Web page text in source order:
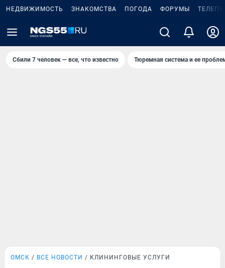
НЕДВИЖИМОСТЬ ЗНАКОМСТВА ПОГОДА ФОРУМЫ
Сбили 7 человек — все, что известно Тюремная система и ее
ОМСК ВСЕ НОВОСТИ КЛИНИНГОВЫЕ УСЛУГИ